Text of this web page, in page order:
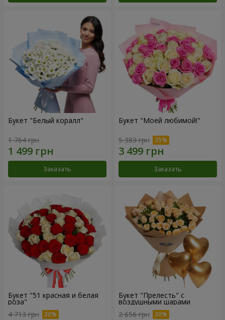
Букет "Белый коралл"
1 764 грн
Заказать
Букет "Моей любимой!"
5 383 грн
Заказать
Букет "51 красная и белая
роза"
4 713 грн
Букет "Прелесть" с
воздушными шарами
2 656 грн